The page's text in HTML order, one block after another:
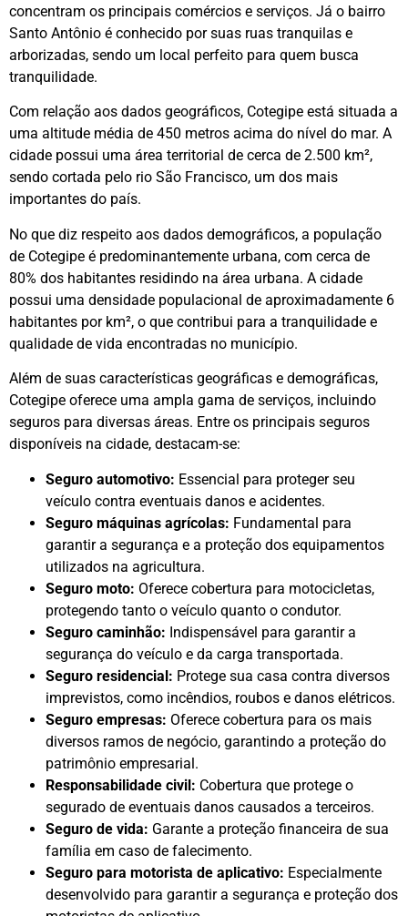
concentram os principais comércios e serviços. Já o bairro
Santo Antônio é conhecido por suas ruas tranquilas e
arborizadas, sendo um local perfeito para quem busca
tranquilidade.
Com relação aos dados geográficos, Cotegipe está situada a
uma altitude média de 450 metros acima do nível do mar. A
cidade possui uma área territorial de cerca de 2.500 km²,
sendo cortada pelo rio São Francisco, um dos mais
importantes do país.
No que diz respeito aos dados demográficos, a população
de Cotegipe é predominantemente urbana, com cerca de
80% dos habitantes residindo na área urbana. A cidade
possui uma densidade populacional de aproximadamente 6
habitantes por km², o que contribui para a tranquilidade e
qualidade de vida encontradas no município.
Além de suas características geográficas e demográficas,
Cotegipe oferece uma ampla gama de serviços, incluindo
seguros para diversas áreas. Entre os principais seguros
disponíveis na cidade, destacam-se:
Seguro automotivo: Essencial para proteger seu
veículo contra eventuais danos e acidentes.
Seguro máquinas agrícolas: Fundamental para
garantir a segurança e a proteção dos equipamentos
utilizados na agricultura.
Seguro moto: Oferece cobertura para motocicletas,
protegendo tanto o veículo quanto o condutor.
Seguro caminhão: Indispensável para garantir a
segurança do veículo e da carga transportada.
Seguro residencial: Protege sua casa contra diversos
imprevistos, como incêndios, roubos e danos elétricos.
Seguro empresas: Oferece cobertura para os mais
diversos ramos de negócio, garantindo a proteção do
patrimônio empresarial.
Responsabilidade civil: Cobertura que protege o
segurado de eventuais danos causados a terceiros.
Seguro de vida: Garante a proteção financeira de sua
família em caso de falecimento.
Seguro para motorista de aplicativo: Especialmente
desenvolvido para garantir a segurança e proteção dos